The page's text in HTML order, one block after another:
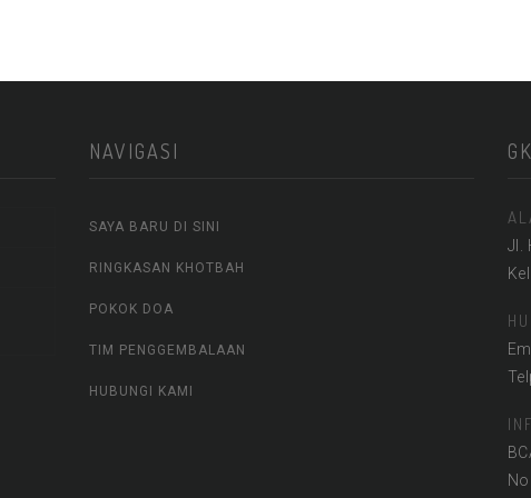
NAVIGASI
SAYA BARU DI SINI
RINGKASAN KHOTBAH
POKOK DOA
TIM PENGGEMBALAAN
HUBUNGI KAMI
Jl.